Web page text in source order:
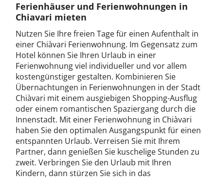
Ferienhäuser und Ferienwohnungen in
Chiavari mieten
Nutzen Sie Ihre freien Tage für einen Aufenthalt in
einer Chiàvari Ferienwohnung. Im Gegensatz zum
Hotel können Sie Ihren Urlaub in einer
Ferienwohnung viel individueller und vor allem
kostengünstiger gestalten. Kombinieren Sie
Übernachtungen in Ferienwohnungen in der Stadt
Chiàvari mit einem ausgiebigen Shopping-Ausflug
oder einem romantischen Spaziergang durch die
Innenstadt. Mit einer Ferienwohnung in Chiàvari
haben Sie den optimalen Ausgangspunkt für einen
entspannten Urlaub. Verreisen Sie mit Ihrem
Partner, dann genießen Sie kuschelige Stunden zu
zweit. Verbringen Sie den Urlaub mit Ihren
Kindern, dann stürzen Sie sich in das